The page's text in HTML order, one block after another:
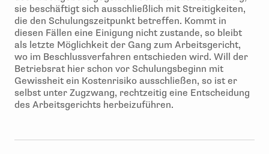
sie beschäftigt sich ausschließlich mit Streitigkeiten,
die den Schulungszeitpunkt betreffen. Kommt in
diesen Fällen eine Einigung nicht zustande, so bleibt
als letzte Möglichkeit der Gang zum Arbeitsgericht,
wo im Beschlussverfahren entschieden wird. Will der
Betriebsrat hier schon vor Schulungsbeginn mit
Gewissheit ein Kostenrisiko ausschließen, so ist er
selbst unter Zugzwang, rechtzeitig eine Entscheidung
des Arbeitsgerichts herbeizuführen.